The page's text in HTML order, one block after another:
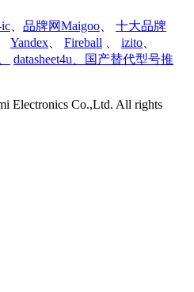
ic 品牌网Maigoo
十大品牌
Yandex Fireball izito
datasheet4u、国产替代型号推
Electronics Co.,Ltd. All rights